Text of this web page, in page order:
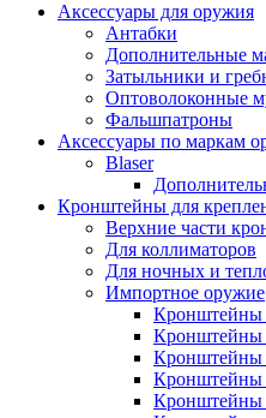
Аксессуары для оружия
Антабки
Дополнительные
Затыльники и
Оптоволоконные
Фальшпатроны
Аксессуары по маркам
Blaser
Кронштейны для
Верхние части
Для коллиматоров
Для ночных и
Импортное оружие
Кронштейны
Кронштейны
Кронштейны
Кронштейны
Кронштейны